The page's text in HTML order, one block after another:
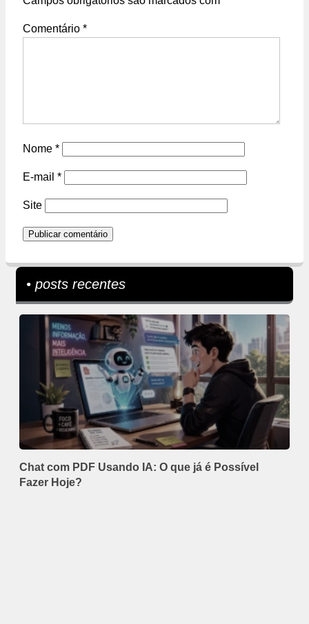
Comentário *
Nome *
E-mail *
Site
• posts recentes
Chat com PDF Usando IA: O que já é Possível
Fazer Hoje?